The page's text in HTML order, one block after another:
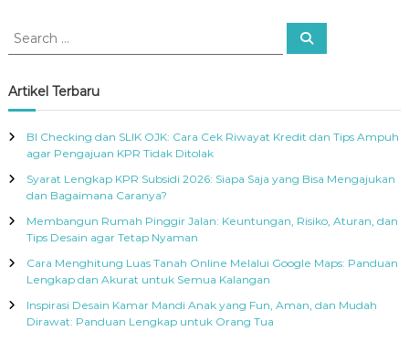
S
r
c
f
r
S
Artikel Terbaru
BI Checking dan SLIK OJK: Cara Cek Riwayat Kredit dan Tips Ampuh
agar Pengajuan KPR Tidak Ditolak
Syarat Lengkap KPR Subsidi 2026: Siapa Saja yang Bisa Mengajukan
dan Bagaimana Caranya?
Membangun Rumah Pinggir Jalan: Keuntungan, Risiko, Aturan, dan
Tips Desain agar Tetap Nyaman
Cara Menghitung Luas Tanah Online Melalui Google Maps: Panduan
Lengkap dan Akurat untuk Semua Kalangan
Inspirasi Desain Kamar Mandi Anak yang Fun, Aman, dan Mudah
Dirawat: Panduan Lengkap untuk Orang Tua